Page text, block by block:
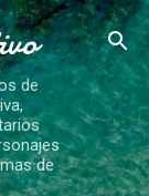
de
de